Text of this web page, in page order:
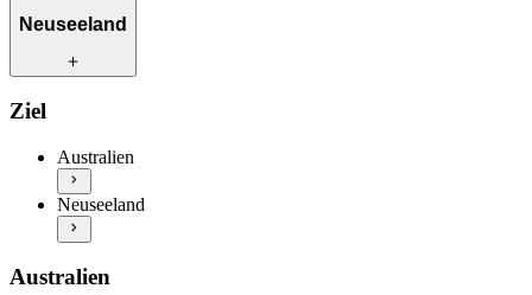
Reiserouten zur Inspiration
Einzigartige Aktivitäten
Flüge und Zwischenstopps
Autofahren in Australien
Praktische Informationen
Mehr Info & Inspiration
Neuseeland
Einzigartige Aktivitäten
Neuseeland entdecken
Beste Reisezeit
Flüge und Zwischenstopps
Praktische Informationen
Ziel
Australien
Neuseeland
Australien